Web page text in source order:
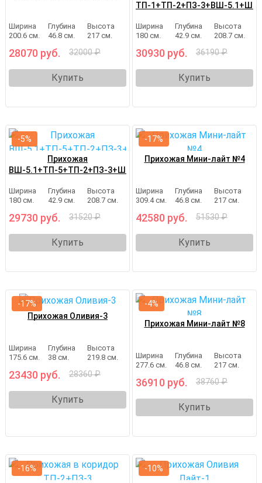
Ширина
200.6 см.
Глубина
46.8 см.
Высота
217 см.
28070 руб. 32000 ₽
Купить
ТП-1+ТП-2+ПЗ-3+ВШ-
Ширина
180 см.
Глубина
42.9 см.
Высота
208.7 см.
30930 руб. 36190 ₽
Купить
Прихожая
ВШ-5.1+ТП-5+ТП-2+ПЗ-3+ШО-1
Ширина
180 см.
Глубина
42.9 см.
Высота
208.7 см.
29730 руб. 31520 ₽
Купить
-5%
Прихожая Мини-лайт №4
Ширина
309.4 см.
Глубина
46.8 см.
Высота
217 см.
42580 руб. 51530 ₽
Купить
-17%
Прихожая Оливия-3
Ширина
175.6 см.
Глубина
38 см.
Высота
219.8 см.
23430 руб. 28360 ₽
Купить
-17%
Прихожая Мини-лайт №8
Ширина
277.6 см.
Глубина
46.8 см.
Высота
217 см.
36910 руб. 38760 ₽
Купить
-4%
-16% -10%